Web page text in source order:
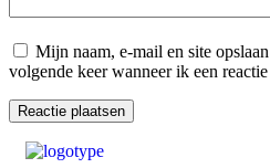
Mijn naam, e-mail en site
volgende keer wanneer ik een reactie